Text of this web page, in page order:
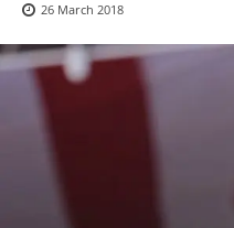
26 March 2018